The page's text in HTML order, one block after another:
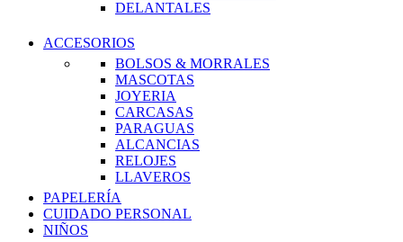
DELANTALES
ACCESORIOS
BOLSOS & MORRALES
MASCOTAS
JOYERIA
CARCASAS
PARAGUAS
ALCANCIAS
RELOJES
LLAVEROS
PAPELERÍA
CUIDADO PERSONAL
NIÑOS